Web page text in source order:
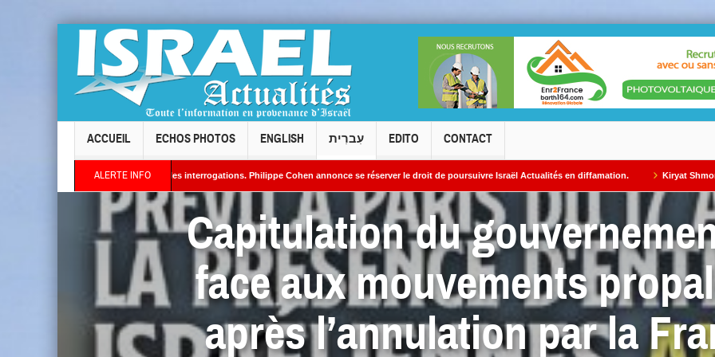
ACCUEIL ECHOS PHOTOS ENGLISH עִברִית EDITO CONTACT
ALERTE INFO
ne dissipent pas les interrogations. Philippe Cohen annonce se réserver le droit de poursuivre Israël Actualités en diffamation. Kiryat Shmona rend
jugée « inquiétante » sur des sites nucléaires iraniensCapitulation du
face aux mouvements
après l’annulation par la